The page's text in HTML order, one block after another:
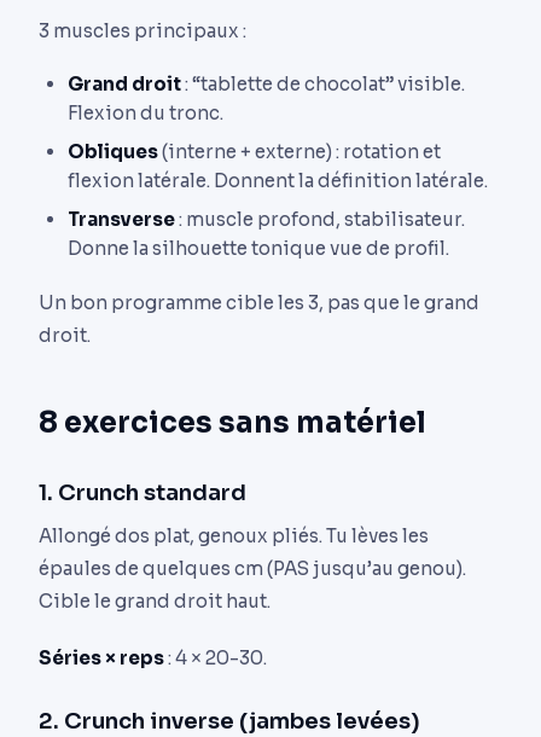
3 muscles principaux :
Grand droit: “tablette de chocolat” visible.
Flexion du tronc.
Obliques(interne + externe) : rotation et
flexion latérale. Donnent la définition latérale.
Transverse: muscle profond, stabilisateur.
Donne la silhouette tonique vue de profil.
Un bon programme cible les 3, pas que le grand
droit.
8 exercices sans matériel
1. Crunch standard
Allongé dos plat, genoux pliés. Tu lèves les
épaules de quelques cm (PAS jusqu’au genou).
Cible le grand droit haut.
Séries × reps: 4 × 20-30.
2. Crunch inverse (jambes levées)